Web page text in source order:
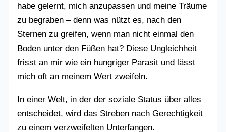
habe gelernt, mich anzupassen und meine Träume
zu begraben – denn was nützt es, nach den
Sternen zu greifen, wenn man nicht einmal den
Boden unter den Füßen hat? Diese Ungleichheit
frisst an mir wie ein hungriger Parasit und lässt
mich oft an meinem Wert zweifeln.
In einer Welt, in der der soziale Status über alles
entscheidet, wird das Streben nach Gerechtigkeit
zu einem verzweifelten Unterfangen.